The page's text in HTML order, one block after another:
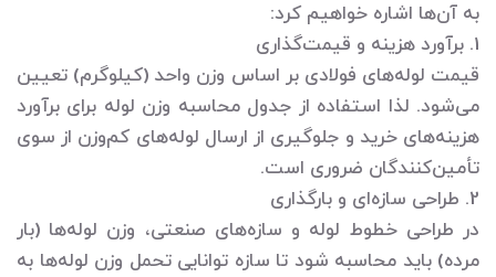
به آن‌ها اشاره خواهیم کرد:
1. برآورد هزینه و قیمت‌گذاری
قیمت لوله‌های فولادی بر اساس وزن واحد (کیلوگرم) تعیین
می‌شود. لذا استفاده از جدول محاسبه وزن لوله برای برآورد
هزینه‌های خرید و جلوگیری از ارسال لوله‌های کم‌وزن از سوی
تأمین‌کنندگان ضروری است.
2. طراحی سازه‌ای و بارگذاری
در طراحی خطوط لوله و سازه‌های صنعتی، وزن لوله‌ها (بار
مرده) باید محاسبه شود تا سازه توانایی تحمل وزن لوله‌ها به